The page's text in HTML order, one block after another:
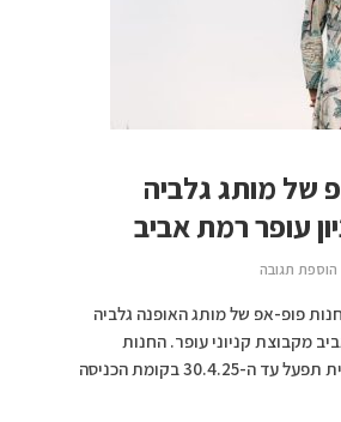
של מותג גלביה
עופר רמת אביב
הוספת תגובה
פופ-אפ של מותג האופנה גלביה
מקבוצת קניוני עופר. החנות
הססגונית והאופנתית תפעל עד ה-30.4.25 בקומת הכניסה